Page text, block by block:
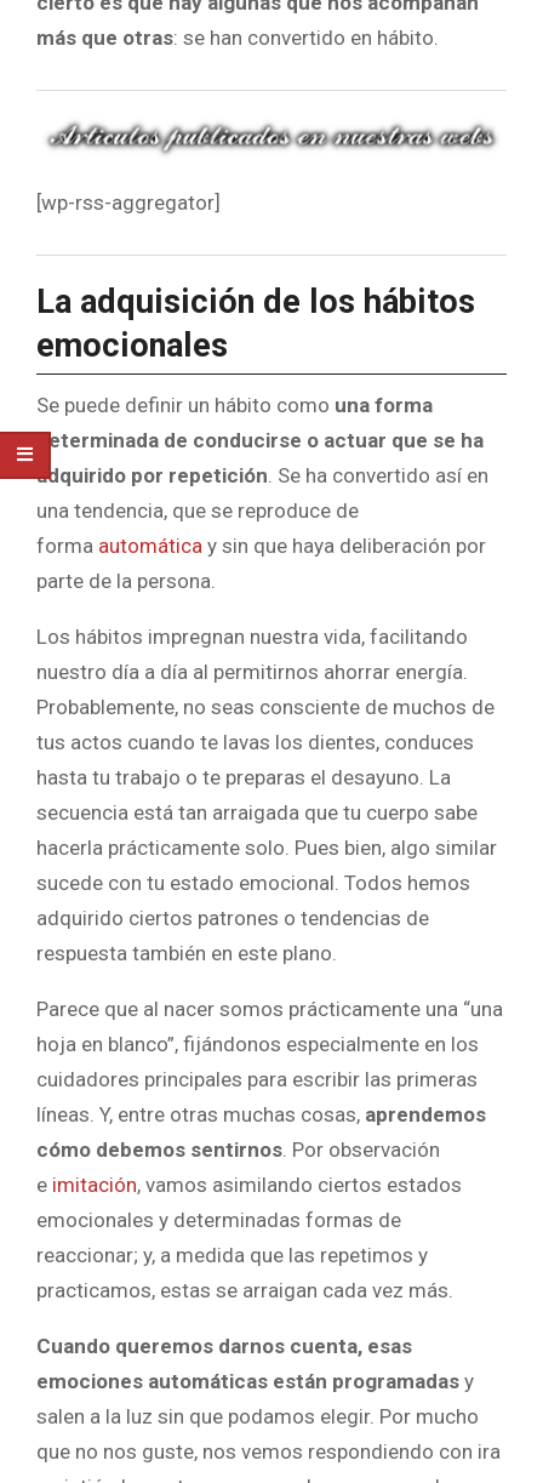
más que otras: se han convertido en hábito.
[wp-rss-aggregator]
La adquisición de los hábitos
emocionales
Se puede definir un hábito como una forma
determinada de conducirse o actuar que se ha
adquirido por repetición. Se ha convertido así en
una tendencia, que se reproduce de
forma automática y sin que haya deliberación por
parte de la persona.
Los hábitos impregnan nuestra vida, facilitando
nuestro día a día al permitirnos ahorrar energía.
Probablemente, no seas consciente de muchos de
tus actos cuando te lavas los dientes, conduces
hasta tu trabajo o te preparas el desayuno. La
secuencia está tan arraigada que tu cuerpo sabe
hacerla prácticamente solo. Pues bien, algo similar
sucede con tu estado emocional. Todos hemos
adquirido ciertos patrones o tendencias de
respuesta también en este plano.
Parece que al nacer somos prácticamente una “una
hoja en blanco”, fijándonos especialmente en los
cuidadores principales para escribir las primeras
líneas. Y, entre otras muchas cosas, aprendemos
cómo debemos sentirnos. Por observación
e imitación, vamos asimilando ciertos estados
emocionales y determinadas formas de
reaccionar; y, a medida que las repetimos y
practicamos, estas se arraigan cada vez más.
Cuando queremos darnos cuenta, esas
emociones automáticas están programadas y
salen a la luz sin que podamos elegir. Por mucho
que no nos guste, nos vemos respondiendo con ira